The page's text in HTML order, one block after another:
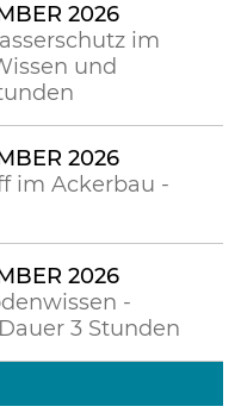
2026
im
und
2026
im Ackerbau -
2026
-
3 Stunden